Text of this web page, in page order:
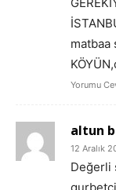
matbaa
Yorumu
altun
12 Aralık
Değerli